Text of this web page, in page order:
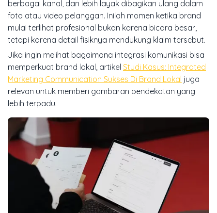
berbagai kanal, dan lebih layak dibagikan ulang dalam
foto atau video pelanggan. Inilah momen ketika brand
mulai terlihat profesional bukan karena bicara besar,
tetapi karena detail fisiknya mendukung klaim tersebut.
Jika ingin melihat bagaimana integrasi komunikasi bisa
memperkuat brand lokal, artikel Studi Kasus: Integrated
Marketing Communication Sukses Di Brand Lokal juga
relevan untuk memberi gambaran pendekatan yang
lebih terpadu.